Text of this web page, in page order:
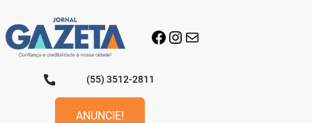
para
o
conteúdo
Facebook
Instagram
E-mail
(55) 3512-2811
ANUNCIE!